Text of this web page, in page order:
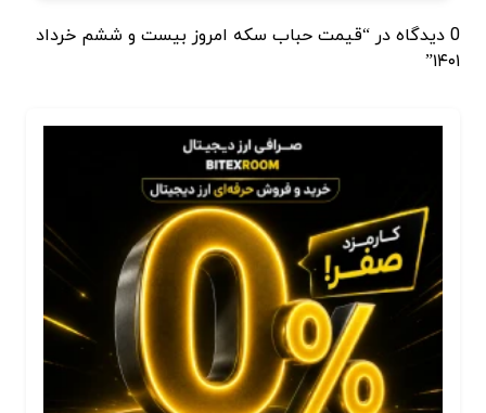
0 دیدگاه در “قیمت حباب سکه امروز بیست و ششم خرداد
۱۴۰۱”